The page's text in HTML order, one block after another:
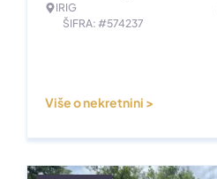
IRIG
ŠIFRA: #574237
Više o nekretnini >